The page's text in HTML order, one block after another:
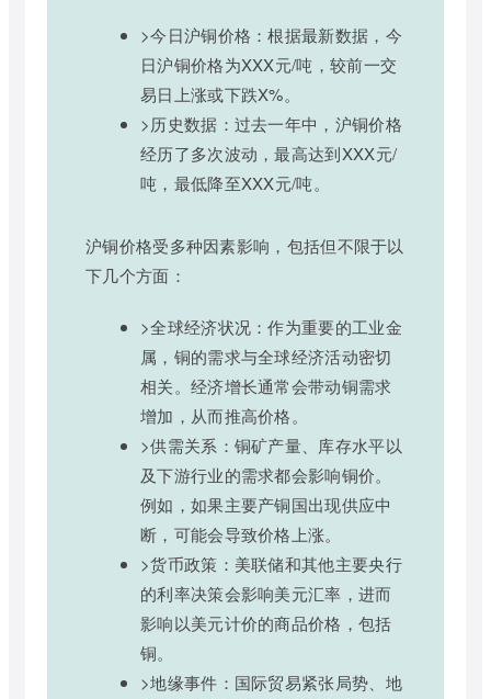
>今日沪铜价格：根据最新数据，今
日沪铜价格为XXX元/吨，较前一交
易日上涨或下跌X%。
>历史数据：过去一年中，沪铜价格
经历了多次波动，最高达到XXX元/
吨，最低降至XXX元/吨。
沪铜价格受多种因素影响，包括但不限于以
下几个方面：
>全球经济状况：作为重要的工业金
属，铜的需求与全球经济活动密切
相关。经济增长通常会带动铜需求
增加，从而推高价格。
>供需关系：铜矿产量、库存水平以
及下游行业的需求都会影响铜价。
例如，如果主要产铜国出现供应中
断，可能会导致价格上涨。
>货币政策：美联储和其他主要央行
的利率决策会影响美元汇率，进而
影响以美元计价的商品价格，包括
铜。
>地缘事件：国际贸易紧张局势、地